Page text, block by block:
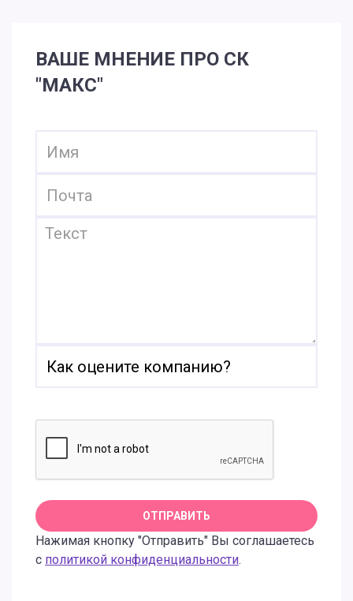
ВАШЕ МНЕНИЕ ПРО СК
"МАКС"
Нажимая кнопку "Отправить" Вы соглашаетесь
с политикой конфиденциальности.